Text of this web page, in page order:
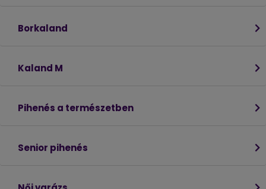
Borkaland
Kaland M
Pihenés a természetben
Senior pihenés